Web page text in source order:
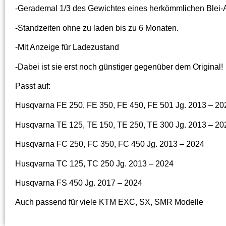
-Gerademal 1/3 des Gewichtes eines herkömmlichen Blei-
-Standzeiten ohne zu laden bis zu 6 Monaten.
-Mit Anzeige für Ladezustand
-Dabei ist sie erst noch günstiger gegenüber dem Original!
Passt auf:
Husqvarna FE 250, FE 350, FE 450, FE 501 Jg. 2013 –
Husqvarna TE 125, TE 150, TE 250, TE 300 Jg. 2013 –
Husqvarna FC 250, FC 350, FC 450 Jg. 2013 – 2024
Husqvarna TC 125, TC 250 Jg. 2013 – 2024
Husqvarna FS 450 Jg. 2017 – 2024
Auch passend für viele KTM EXC, SX, SMR Modelle